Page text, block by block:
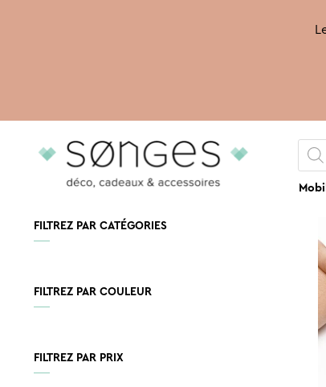
Aller
Aller
contenu
de
FILTREZ PAR CATÉGORIES
FILTREZ PAR COULEUR
FILTREZ PAR PRIX